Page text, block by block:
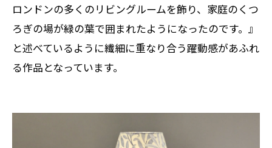
ロンドンの多くのリビングルームを飾り、家庭のくつ
ろぎの場が緑の葉で囲まれたようになったのです。』
と述べているように繊細に重なり合う躍動感があふれ
る作品となっています。